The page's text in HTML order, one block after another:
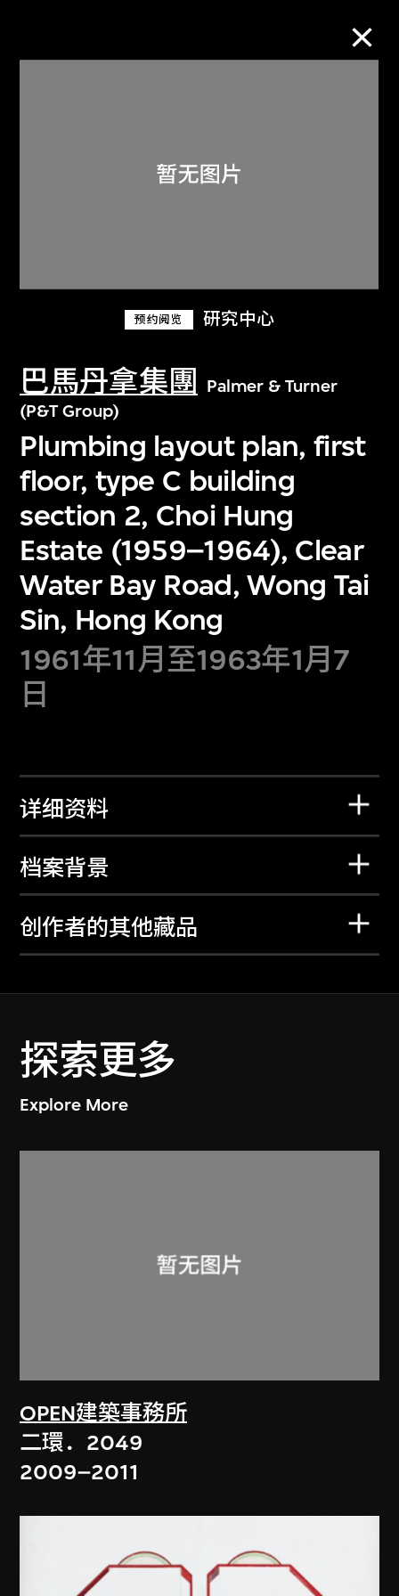
预约阅览 研究中心
巴馬丹拿集團
Palmer & Turner
(P&T Group)
Plumbing layout plan, first
floor, type C building
section 2, Choi Hung
Estate (1959–1964), Clear
Water Bay Road, Wong Tai
Sin, Hong Kong
1961年11月至1963年1月7
日
详细资料
档案背景
创作者的其他藏品
探索更多
Explore More
OPEN建築事務所
二環．2049
2009–2011
关于M+藏品
探索世界顶级的二十及二十一世纪视觉
文化藏品。